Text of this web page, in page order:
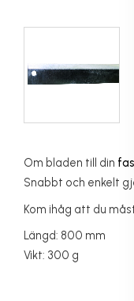
Om bladen till din
Snabbt och enkelt
Kom ihåg att du
Längd: 800 mm
Vikt: 300 g